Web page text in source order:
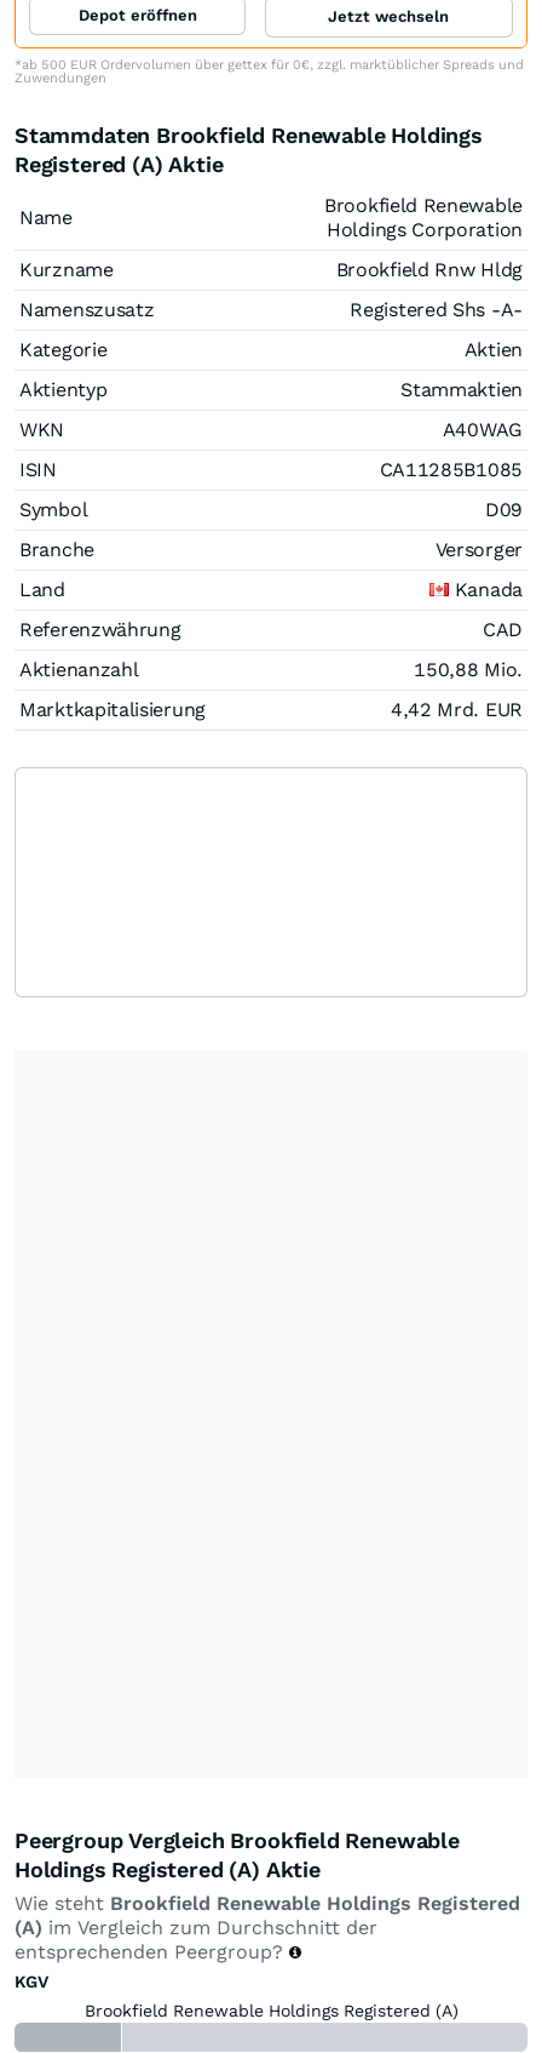
Depot eröffnen Jetzt wechseln
*ab 500 EUR Ordervolumen über gettex für 0€, zzgl. marktüblicher Spreads und
Zuwendungen
Stammdaten Brookfield Renewable Holdings
Registered (A) Aktie
Name
Brookfield Renewable
Holdings Corporation
Kurzname
Brookfield Rnw Hldg
Namenszusatz
Registered Shs -A-
Kategorie
Aktien
Aktientyp
Stammaktien
WKN
A40WAG
ISIN
CA11285B1085
Symbol
D09
Branche
Versorger
Land
Kanada
Referenzwährung
CAD
Aktienanzahl
150,88 Mio.
Marktkapitalisierung
4,42 Mrd. EUR
Peergroup Vergleich Brookfield Renewable
Holdings Registered (A) Aktie
Wie steht Brookfield Renewable Holdings Registered
(A) im Vergleich zum Durchschnitt der
entsprechenden Peergroup?
KGV
Brookfield Renewable Holdings Registered (A)